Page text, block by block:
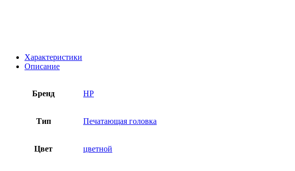
Характеристики
Описание
Бренд HP
Тип Печатающая головка
Цвет цветной